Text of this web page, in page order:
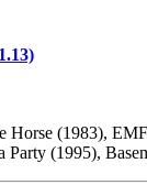
(1983),
Party (1995),